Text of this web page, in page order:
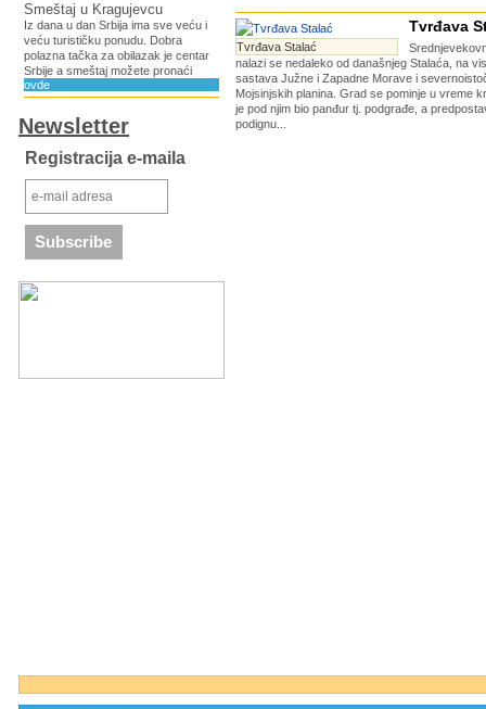
Smeštaj u Kragujevcu
Iz dana u dan Srbija ima sve veću i
veću turističku ponudu. Dobra
polazna tačka za obilazak je centar
Srbije a smeštaj možete pronaći
ovde
Newsletter
Registracija e-maila
Tvrđava Stalać
Tvrđava
nalazi se nedaleko od današnjeg Stalaća, na
sastava Južne i Zapadne Morave i
Mojsinjskih planina. Grad se pominje u vreme
je pod njim bio panđur tj. podgrađe, a
podignu...